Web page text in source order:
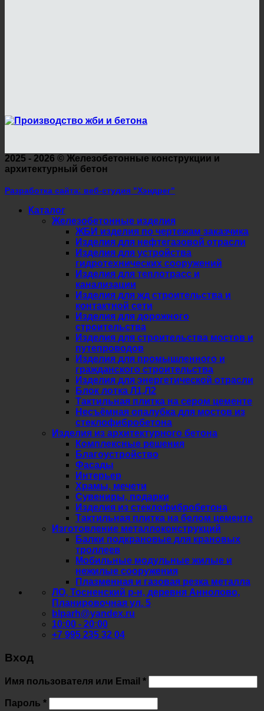
2025 - 2026 © Железобетонные конструкции и
архитектурный бетон
Разработка сайта: веб-студия "Хэндрег"
Каталог
Железобетонные изделия
ЖБИ изделия по чертежам заказчика
Изделия для нефтегазовой отрасли
Изделия для устройства
гидротехнических сооружений
Изделия для теплотрасс и
канализации
Изделия для жд строительства и
контактной сети
Изделия для дорожного
строительства
Изделия для строительства мостов и
путепроводов
Изделия для промышленного и
гражданского строительства
Изделия для энергетической отрасли
Блок лотка Л1,Л2
Тактильная плитка на сером цементе
Несъёмная опалубка для мостов из
стеклофибробетона
Изделия из архитектурного бетона
Комплексные решения
Благоустройство
Фасады
Интерьер
Храмы, мечети
Сувениры, подарки
Изделия из стеклофибробетона
Тактильная плитка на белом цементе
Изготовление металлоконструкций
Балки подкрановые для крановых
троллеев
Мобильные модульные жилые и
нежилые сооружения
Плазменная и газовая резка металла
ЛО, Тосненский р-н, деревня Аннолово,
Планировочная ул. 5
blparh@yandex.ru
10:00 - 20:00
+7 995 235 32 04
Вход
Имя пользователя или Email *Обязательно
Пароль *Обязательно